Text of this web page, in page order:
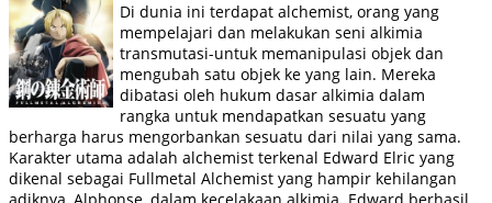
Di dunia ini terdapat alchemist, orang yang
mempelajari dan melakukan seni alkimia
transmutasi-untuk memanipulasi objek dan
mengubah satu objek ke yang lain. Mereka
dibatasi oleh hukum dasar alkimia dalam
rangka untuk mendapatkan sesuatu yang
berharga harus mengorbankan sesuatu dari nilai yang sama.
Karakter utama adalah alchemist terkenal Edward Elric yang
dikenal sebagai Fullmetal Alchemist yang hampir kehilangan